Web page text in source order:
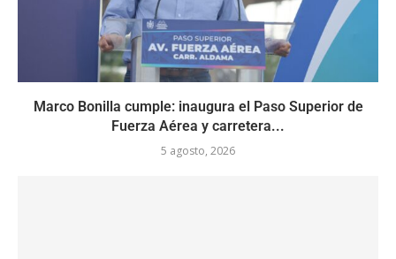
Marco Bonilla cumple: inaugura el Paso Superior de
Fuerza Aérea y carretera...
5 agosto, 2026